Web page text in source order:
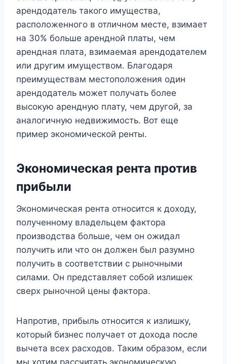
арендодатель такого имущества,
расположенного в отличном месте, взимает
на 30% больше арендной платы, чем
арендная плата, взимаемая арендодателем
или другим имуществом. Благодаря
преимуществам местоположения один
арендодатель может получать более
высокую арендную плату, чем другой, за
аналогичную недвижимость. Вот еще
пример экономической ренты.
Экономическая рента против
прибыли
Экономическая рента относится к доходу,
полученному владельцем фактора
производства больше, чем он ожидал
получить или что он должен был разумно
получить в соответствии с рыночными
силами. Он представляет собой излишек
сверх рыночной цены фактора.
Напротив, прибыль относится к излишку,
который бизнес получает от дохода после
вычета всех расходов. Таким образом, если
мы хотим рассчитать экономическую